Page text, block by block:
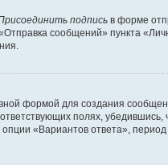
подпись в форме
сообщений» пункта
формой для создания
полях,
«Вариантов ответа»,